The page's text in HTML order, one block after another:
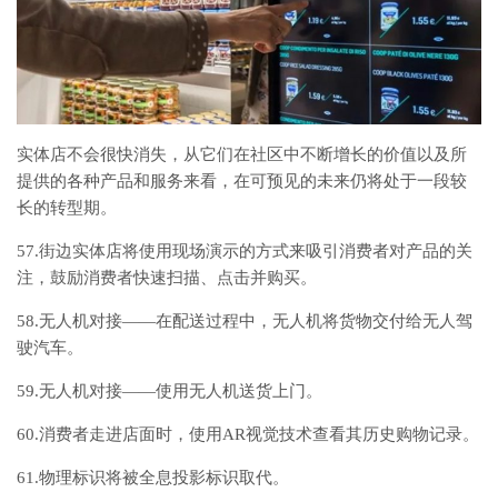
实体店不会很快消失，从它们在社区中不断增长的价值以及所
提供的各种产品和服务来看，在可预见的未来仍将处于一段较
长的转型期。
57.街边实体店将使用现场演示的方式来吸引消费者对产品的关
注，鼓励消费者快速扫描、点击并购买。
58.无人机对接——在配送过程中，无人机将货物交付给无人驾
驶汽车。
59.无人机对接——使用无人机送货上门。
60.消费者走进店面时，使用AR视觉技术查看其历史购物记录。
61.物理标识将被全息投影标识取代。